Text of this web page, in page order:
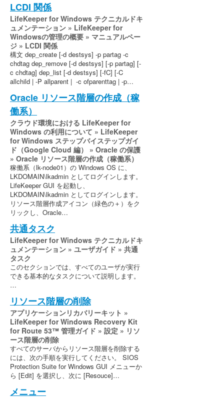
LCDI 関係
LifeKeeper for Windows テクニカルドキ
ュメンテーション » LifeKeeper for
Windowsの管理の概要 » マニュアルペー
ジ » LCDI 関係
構文 dep_create [-d destsys] -p partag -c
chdtag dep_remove [-d destsys] [-p partag] [-
c chdtag] dep_list [-d destsys] [-fC] [-C
allchild | -P allparent | -c ofparenttag | -p…
Oracle リソース階層の作成（稼
働系）
クラウド環境における LifeKeeper for
Windows の利用について » LifeKeeper
for Windows ステップバイステップガイ
ド（Google Cloud 編） » Oracle の保護
» Oracle リソース階層の作成（稼働系）
稼働系（lk-node01）の Windows OS に、
LKDOMAIN\lkadmin としてログインします。
LifeKeeper GUI を起動し、
LKDOMAIN\lkadmin としてログインします。
リソース階層作成アイコン（緑色の＋）をク
リックし、Oracle…
共通タスク
LifeKeeper for Windows テクニカルドキ
ュメンテーション » ユーザガイド » 共通
タスク
このセクションでは、すべてのユーザが実行
できる基本的なタスクについて説明します。
…
リソース階層の削除
アプリケーションリカバリーキット »
LifeKeeper for Windows Recovery Kit
for Route 53™ 管理ガイド » 設定 » リソ
ース階層の削除
すべてのサーバからリソース階層を削除する
には、次の手順を実行してください。 SIOS
Protection Suite for Windows GUI メニューか
ら [Edit] を選択し、次に [Resouce]…
メニュー